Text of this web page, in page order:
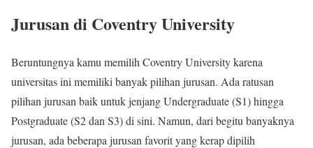
Jurusan di Coventry University
Beruntungnya kamu memilih Coventry University karena
universitas ini memiliki banyak pilihan jurusan. Ada ratusan
pilihan jurusan baik untuk jenjang Undergraduate (S1) hingga
Postgraduate (S2 dan S3) di sini. Namun, dari begitu banyaknya
jurusan, ada beberapa jurusan favorit yang kerap dipilih